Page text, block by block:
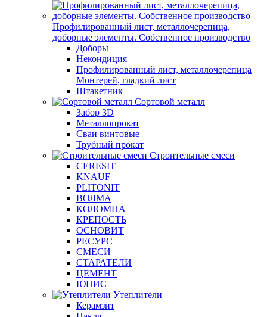
Профилированный лист, металлочерепица,
доборные элементы. Собственное производство
Доборы
Некондиция
Профилированный лист, металлочерепица
Монтерей, гладкий лист
Штакетник
Сортовой металл
Забор 3D
Металлопрокат
Сваи винтовые
Трубный прокат
Строительные смеси
CERESIT
KNAUF
PLITONIT
ВОЛМА
КОЛОМНА
КРЕПОСТЬ
ОСНОВИТ
РЕСУРС
СМЕСИ
СТАРАТЕЛИ
ЦЕМЕНТ
ЮНИС
Утеплители
Керамзит